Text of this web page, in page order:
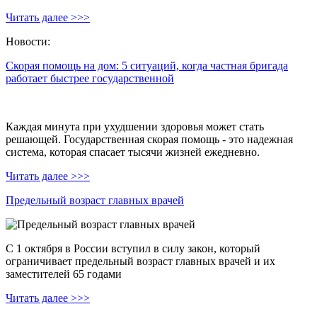
Читать далее >>>
Новости:
Скорая помощь на дом: 5 ситуаций, когда частная бригада
работает быстрее государственной
Каждая минута при ухудшении здоровья может стать
решающей. Государственная скорая помощь - это надежная
система, которая спасает тысячи жизней ежедневно.
Читать далее >>>
Предельный возраст главных врачей
С 1 октября в России вступил в силу закон, который
ограничивает предельный возраст главных врачей и их
заместителей 65 годами
Читать далее >>>